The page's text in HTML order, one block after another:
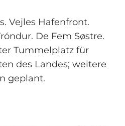
Vejles Hafenfront.
De Fem Søstre.
Tummelplatz für
des Landes; weitere
geplant.